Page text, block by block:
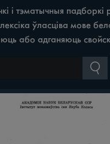
i тэматычныя
ўласціва мове
або адганяюць